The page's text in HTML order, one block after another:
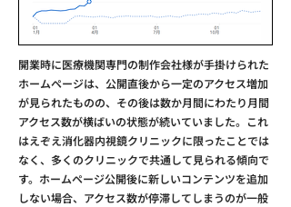
開業時に医療機関専門の制作会社様が手掛けられた
ホームページは、公開直後から一定のアクセス増加
が見られたものの、その後は数か月間にわたり月間
アクセス数が横ばいの状態が続いていました。これ
はえぞえ消化器内視鏡クリニックに限ったことでは
なく、多くのクリニックで共通して見られる傾向で
す。ホームページ公開後に新しいコンテンツを追加
しない場合、アクセス数が停滞してしまうのが一般